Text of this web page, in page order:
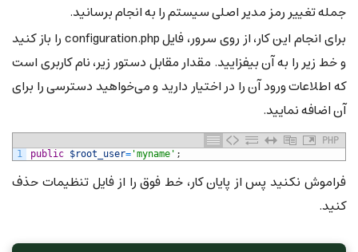
جمله تغییر رمز مدیر اصلی سیستم را به انجام برسانید.
برای انجام این کار، از روی سرور، فایل configuration.php را باز کنید
و خط زیر را به آن بیفزایید. مقدار مقابل دستور زیر، نام کاربری است
که اطلاعات ورود آن را در اختیار دارید و می‌خواهید دسترسی را برای
آن اضافه نمایید.
PHP
1
public $root_user= 'myname' ;
فراموش نکنید پس از پایان کار، خط فوق را از فایل تنظیمات حذف
کنید.